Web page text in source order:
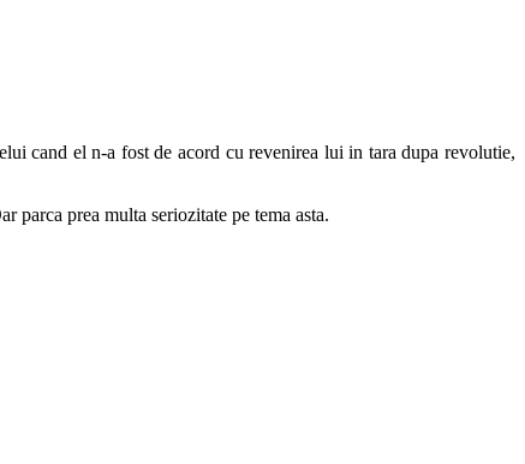
cand el n-a fost de acord cu revenirea lui in tara dupa revolutie,
parca prea multa seriozitate pe tema asta.